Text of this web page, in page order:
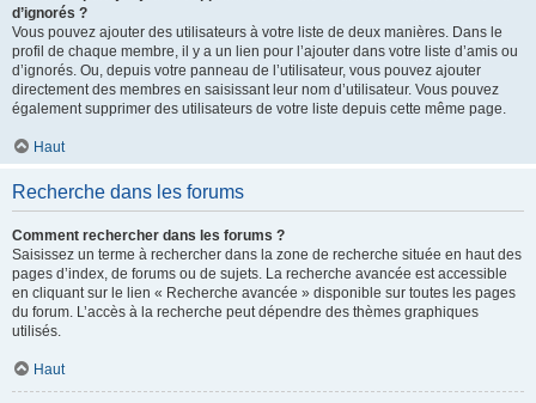
d’ignorés ?
Vous pouvez ajouter des utilisateurs à votre liste de deux manières. Dans le
profil de chaque membre, il y a un lien pour l’ajouter dans votre liste d’amis ou
d’ignorés. Ou, depuis votre panneau de l’utilisateur, vous pouvez ajouter
directement des membres en saisissant leur nom d’utilisateur. Vous pouvez
également supprimer des utilisateurs de votre liste depuis cette même page.
Haut
Recherche dans les forums
Comment rechercher dans les forums ?
Saisissez un terme à rechercher dans la zone de recherche située en haut des
pages d’index, de forums ou de sujets. La recherche avancée est accessible
en cliquant sur le lien « Recherche avancée » disponible sur toutes les pages
du forum. L’accès à la recherche peut dépendre des thèmes graphiques
utilisés.
Haut